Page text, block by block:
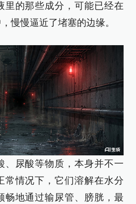
里的那些成分，可能已经在
慢慢逼近了堵塞的边缘。
、尿酸等物质，本身并不一
常情况下，它们溶解在水分
畅地通过输尿管、膀胱，最